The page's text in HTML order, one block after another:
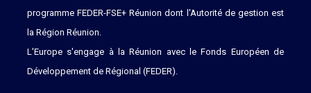
programme FEDER-FSE+ Réunion dont l'Autorité de gestion est
la Région Réunion.
L'Europe s'engage à la Réunion avec le Fonds Européen de
Développement de Régional (FEDER).